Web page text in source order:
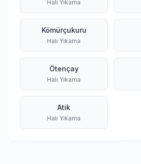
Halı Yıkama
Kömürçukuru
Halı Yıkama
Ötençay
Halı Yıkama
Atik
Halı Yıkama